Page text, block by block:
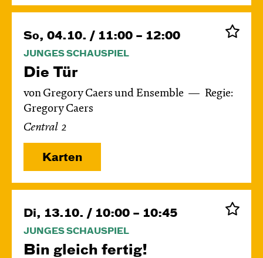
So, 04.10. / 11:00 – 12:00
JUNGES SCHAUSPIEL
Die Tür
von Gregory Caers und Ensemble
Regie:
Gregory Caers
Central 2
Karten
Di, 13.10. / 10:00 – 10:45
JUNGES SCHAUSPIEL
Bin gleich fertig!